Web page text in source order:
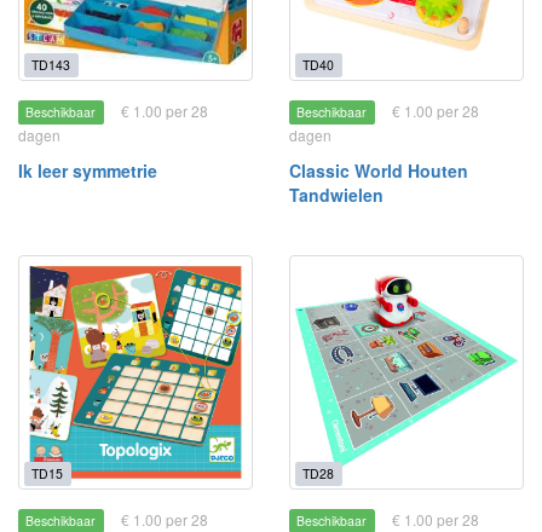
TD143
Beschikbaar
€ 1.00 per 28
dagen
Ik leer symmetrie
TD40
Beschikbaar
€ 1.00 per 28
dagen
Classic World Houten
Tandwielen
TD15
Beschikbaar
€ 1.00 per 28
TD28
Beschikbaar
€ 1.00 per 28